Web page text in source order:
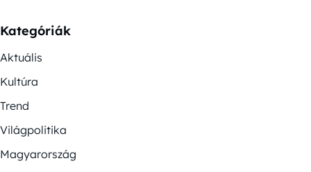
Kategóriák
Aktuális
Kultúra
Trend
Világpolitika
Magyarország